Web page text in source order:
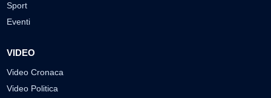
Sport
Eventi
VIDEO
Video Cronaca
Video Politica